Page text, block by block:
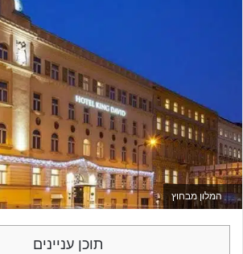
המלון מבחוץ
תוכן עניינים